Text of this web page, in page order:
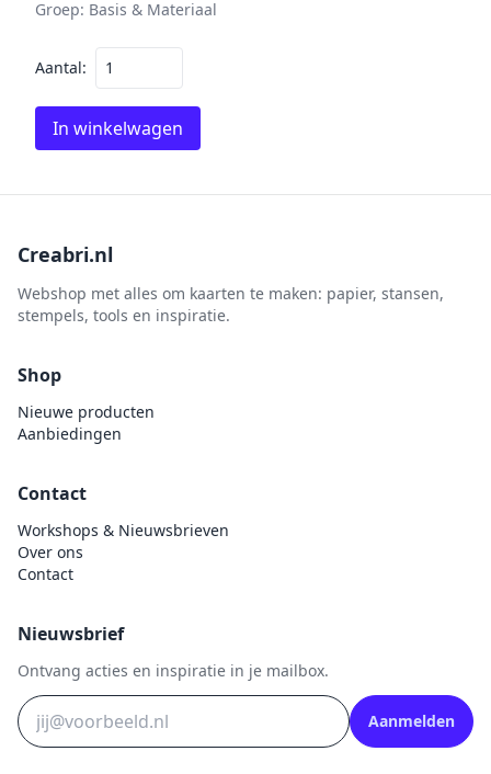
Groep: Basis & Materiaal
Aantal:
In winkelwagen
Creabri.nl
Webshop met alles om kaarten te maken: papier, stansen,
stempels, tools en inspiratie.
Shop
Nieuwe producten
Aanbiedingen
Contact
Workshops & Nieuwsbrieven
Over ons
Contact
Nieuwsbrief
Ontvang acties en inspiratie in je mailbox.
Aanmelden